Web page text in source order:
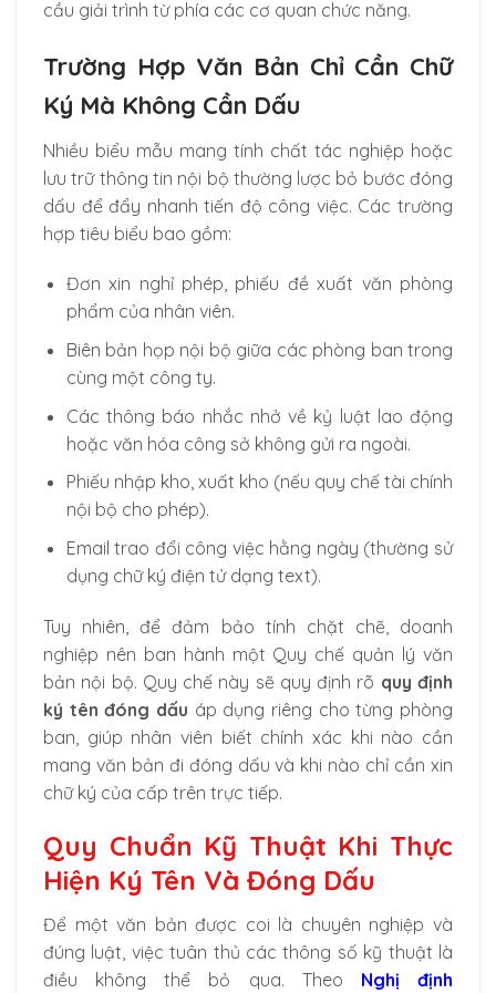
cầu giải trình từ phía các cơ quan chức năng.
Trường Hợp Văn Bản Chỉ Cần Chữ
Ký Mà Không Cần Dấu
Nhiều biểu mẫu mang tính chất tác nghiệp hoặc
lưu trữ thông tin nội bộ thường lược bỏ bước đóng
dấu để đẩy nhanh tiến độ công việc. Các trường
hợp tiêu biểu bao gồm:
Đơn xin nghỉ phép, phiếu đề xuất văn phòng
phẩm của nhân viên.
Biên bản họp nội bộ giữa các phòng ban trong
cùng một công ty.
Các thông báo nhắc nhở về kỷ luật lao động
hoặc văn hóa công sở không gửi ra ngoài.
Phiếu nhập kho, xuất kho (nếu quy chế tài chính
nội bộ cho phép).
Email trao đổi công việc hằng ngày (thường sử
dụng chữ ký điện tử dạng text).
Tuy nhiên, để đảm bảo tính chặt chẽ, doanh
nghiệp nên ban hành một Quy chế quản lý văn
bản nội bộ. Quy chế này sẽ quy định rõ quy định
ký tên đóng dấu áp dụng riêng cho từng phòng
ban, giúp nhân viên biết chính xác khi nào cần
mang văn bản đi đóng dấu và khi nào chỉ cần xin
chữ ký của cấp trên trực tiếp.
Quy Chuẩn Kỹ Thuật Khi Thực
Hiện Ký Tên Và Đóng Dấu
Để một văn bản được coi là chuyên nghiệp và
đúng luật, việc tuân thủ các thông số kỹ thuật là
điều không thể bỏ qua. Theo Nghị định